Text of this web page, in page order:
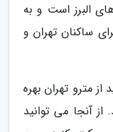
البرز است و به
ساکنان تهران و
مترو تهران بهره
آنجا می توانید